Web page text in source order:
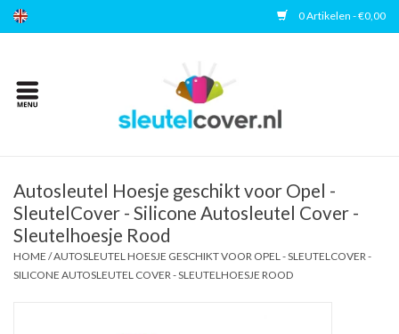
0 Artikelen - €0,00
Home
Accessoires
Veelgestelde vragen
Autosleutel Hoesje geschikt voor Opel -
SleutelCover - Silicone Autosleutel Cover -
Sleutelhoesje Rood
HOME /AUTOSLEUTEL HOESJE GESCHIKT VOOR OPEL - SLEUTELCOVER -
SILICONE AUTOSLEUTEL COVER - SLEUTELHOESJE ROOD